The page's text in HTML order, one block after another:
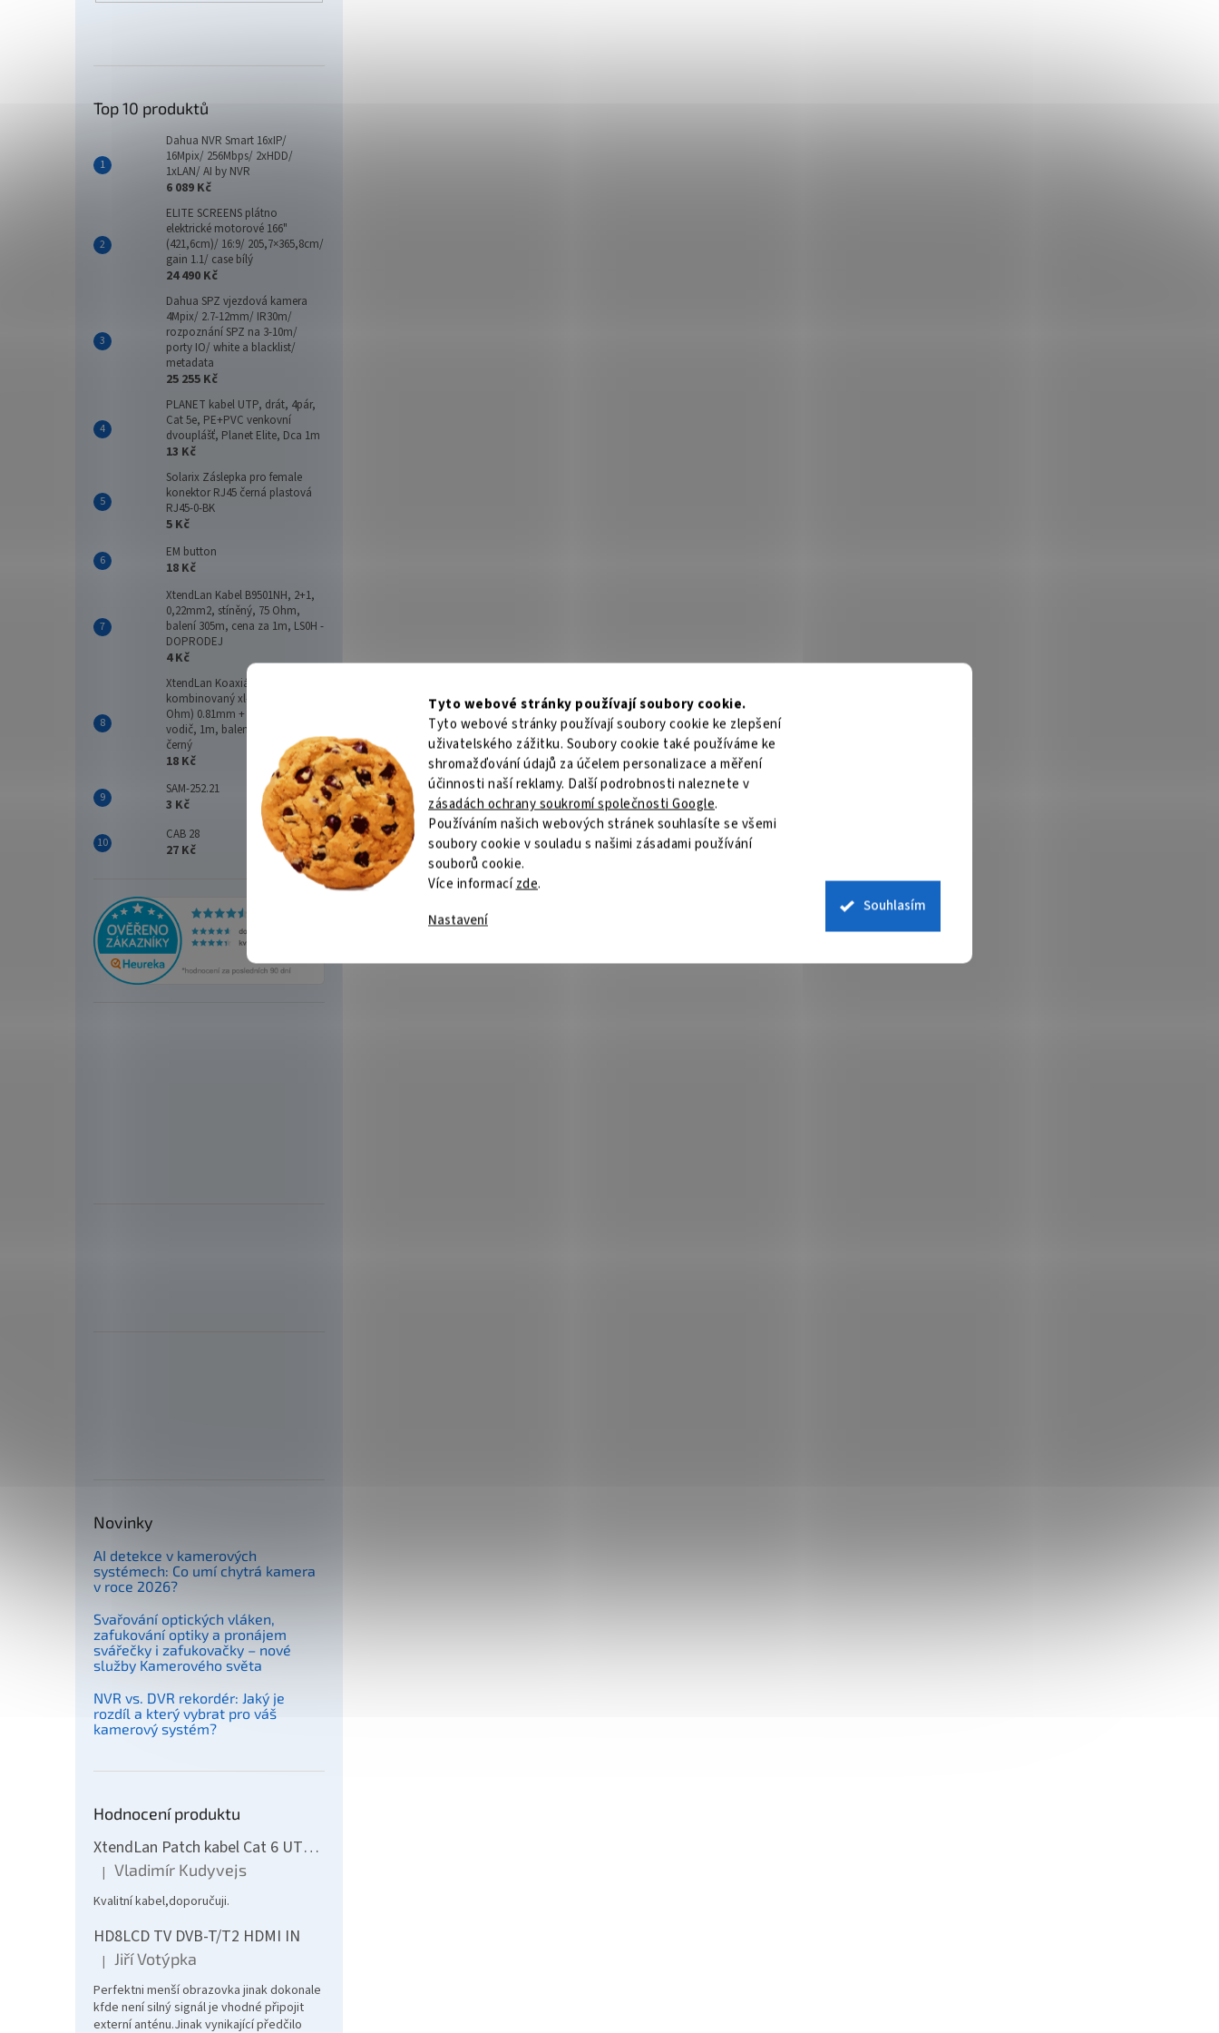
Tyto webové stránky používají soubory cookie.
Tyto webové stránky používají soubory cookie ke zlepšení
uživatelského zážitku. Soubory cookie také používáme ke
shromažďování údajů za účelem personalizace a měření
účinnosti naší reklamy. Další podrobnosti naleznete v
zásadách ochrany soukromí společnosti Google.
Používáním našich webových stránek souhlasíte se všemi
soubory cookie v souladu s našimi zásadami používání
souborů cookie.
Více informacízde.
Nastavení
Souhlasím
Top 10 produktů
Dahua NVR Smart 16xIP/
16Mpix/ 256Mbps/ 2xHDD/
1xLAN/ AI by NVR
6 089 Kč
ELITE SCREENS plátno
elektrické motorové 166"
(421,6cm)/ 16:9/ 205,7×365,8cm/
gain 1.1/ case bílý
24 490 Kč
Dahua SPZ vjezdová kamera
4Mpix/ 2.7-12mm/ IR30m/
rozpoznání SPZ na 3-10m/
porty IO/ white a blacklist/
metadata
25 255 Kč
PLANET kabel UTP, drát, 4pár,
Cat 5e, PE+PVC venkovní
dvouplášť, Planet Elite, Dca 1m
13 Kč
Solarix Záslepka pro female
konektor RJ45 černá plastová
RJ45-0-BK
5 Kč
EM button
18 Kč
XtendLan Kabel B9501NH, 2+1,
0,22mm2, stíněný, 75 Ohm,
balení 305m, cena za 1m, LS0H -
DOPRODEJ
4 Kč
XtendLan Koaxiální kabel
kombinovaný xl-RG 59B (75
Ohm) 0.81mm + 2x 1mm2
vodič, 1m, balení 200m, PE
černý
18 Kč
SAM-252.21
3 Kč
CAB 28
27 Kč
Novinky
AI detekce v kamerových
systémech: Co umí chytrá kamera
v roce 2026?
Svařování optických vláken,
zafukování optiky a pronájem
svářečky i zafukovačky – nové
služby Kamerového světa
NVR vs. DVR rekordér: Jaký je
rozdíl a který vybrat pro váš
kamerový systém?
Hodnocení produktu
XtendLan Patch kabel Cat 6 UTP 10m - šedý
Hodnocení produktu je 5 z 5 hvězdiček.
| Vladimír Kudyvejs
Kvalitní kabel,doporučuji.
HD8LCD TV DVB-T/T2 HDMI IN
Hodnocení produktu je 5 z 5 hvězdiček.
| Jiří Votýpka
Perfektni menší obrazovka jinak dokonale
kfde není silný signál je vhodné připojit
externí anténu.Jinak vynikající předčilo